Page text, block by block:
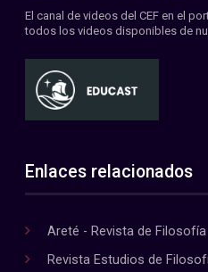
El canal de videos del CEF en el
todos los videos disponibles de
Enlaces relacionados
Areté - Revista de Filosofía
Revista Estudios de